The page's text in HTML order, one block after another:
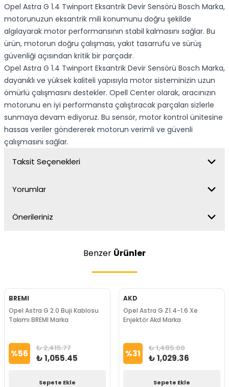
Opel Astra G 1.4 Twinport Eksantrik Devir Sensörü Bosch Marka,
motorunuzun eksantrik mili konumunu doğru şekilde
algılayarak motor performansının stabil kalmasını sağlar. Bu
ürün, motorun doğru çalışması, yakıt tasarrufu ve sürüş
güvenliği açısından kritik bir parçadır.
Opel Astra G 1.4 Twinport Eksantrik Devir Sensörü Bosch Marka,
dayanıklı ve yüksek kaliteli yapısıyla motor sisteminizin uzun
ömürlü çalışmasını destekler. Opell Center olarak, aracınızın
motorunu en iyi performansta çalıştıracak parçaları sizlerle
sunmaya devam ediyoruz. Bu sensör, motor kontrol ünitesine
hassas veriler göndererek motorun verimli ve güvenli
çalışmasını sağlar.
Taksit Seçenekleri
Yorumlar
Önerileriniz
Benzer Ürünler
BREMI
Opel Astra G 2.0 Buji Kablosu
Takımı BREMI Marka
%56 ₺ 2,415.77
₺ 1,055.45
Sepete Ekle
AKD
Opel Astra G Z1.4-1.6 Xe
Enjektör Akd Marka
%31 ₺ 1,485.00
₺ 1,029.36
Sepete Ekle